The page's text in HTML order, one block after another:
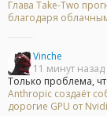
Глава Take-Two
благодаря
Vinche
11 минут назад
Только проблема,
Anthropic создаёт
дорогие GPU от